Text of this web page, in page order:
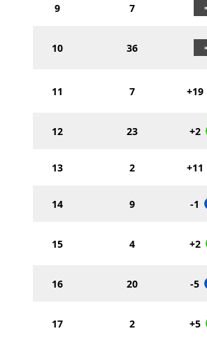
9 7
10 36
11 7 +19
12 23 +2
13 2 +11
14 9 -1
15 4 +2
16 20 -5
17 2 +5